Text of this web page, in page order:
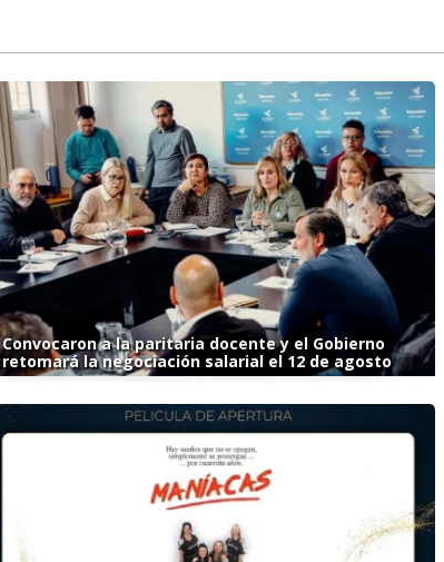
Convocaron a la paritaria docente y el Gobierno
retomará la negociación salarial el 12 de agosto